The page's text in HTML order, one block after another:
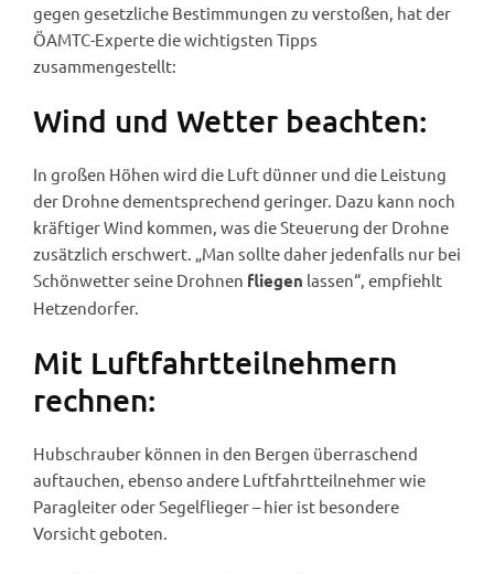
gegen gesetzliche Bestimmungen zu verstoßen, hat der
ÖAMTC-Experte die wichtigsten Tipps
zusammengestellt:
Wind und Wetter beachten:
In großen Höhen wird die Luft dünner und die Leistung
der Drohne dementsprechend geringer. Dazu kann noch
kräftiger Wind kommen, was die Steuerung der Drohne
zusätzlich erschwert. „Man sollte daher jedenfalls nur bei
Schönwetter seine Drohnen fliegen lassen“, empfiehlt
Hetzendorfer.
Mit Luftfahrtteilnehmern
rechnen:
Hubschrauber können in den Bergen überraschend
auftauchen, ebenso andere Luftfahrtteilnehmer wie
Paragleiter oder Segelflieger – hier ist besondere
Vorsicht geboten.